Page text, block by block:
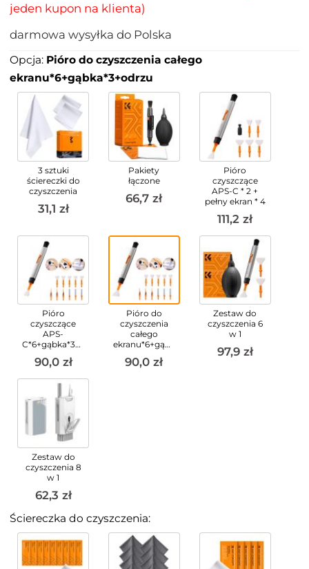
jeden kupon na klienta)
darmowa wysyłka do Polska
Opcja: Pióro do czyszczenia całego
ekranu*6+gąbka*3+odrzu
3 sztuki
ściereczki do
czyszczenia
31,1 zł
Pakiety
łączone
66,7 zł
Pióro
czyszczące
APS-C * 2 +
pełny ekran * 4
111,2 zł
Pióro
czyszczące
APS-
C*6+gąbka*3+odrzutnik*3
90,0 zł
Pióro do
czyszczenia
całego
ekranu*6+gąbka*3+odrzu
90,0 zł
Zestaw do
czyszczenia 6
w 1
97,9 zł
Zestaw do
czyszczenia 8
w 1
62,3 zł
Ściereczka do czyszczenia: